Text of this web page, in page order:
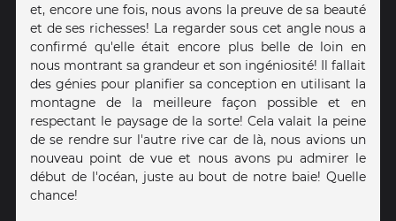
et, encore une fois, nous avons la preuve de sa beauté
et de ses richesses! La regarder sous cet angle nous a
confirmé qu'elle était encore plus belle de loin en
nous montrant sa grandeur et son ingéniosité! Il fallait
des génies pour planifier sa conception en utilisant la
montagne de la meilleure façon possible et en
respectant le paysage de la sorte! Cela valait la peine
de se rendre sur l'autre rive car de là, nous avions un
nouveau point de vue et nous avons pu admirer le
début de l'océan, juste au bout de notre baie! Quelle
chance!